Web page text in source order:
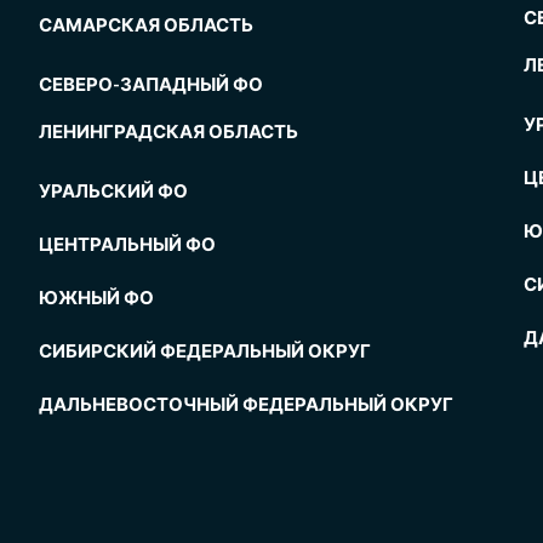
САМАРСКАЯ ОБЛАСТЬ
СЕВЕРО-ЗАПАДНЫЙ ФО
ЛЕНИНГРАДСКАЯ ОБЛАСТЬ
УРАЛЬСКИЙ ФО
ЦЕНТРАЛЬНЫЙ ФО
ЮЖНЫЙ ФО
СИБИРСКИЙ ФЕДЕРАЛЬНЫЙ ОКРУГ
ДАЛЬНЕВОСТОЧНЫЙ ФЕДЕРАЛЬНЫЙ ОКРУГ